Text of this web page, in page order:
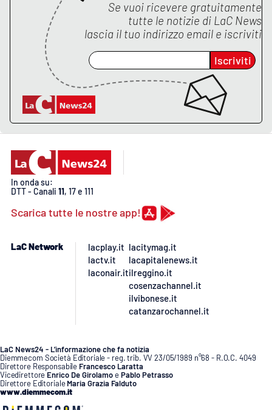
Se vuoi ricevere gratuitamente
tutte le notizie di LaC News
lascia il tuo indirizzo email e iscriviti
Iscriviti
In onda su:
DTT - Canali 11, 17 e 111
Scarica tutte le nostre app!
LaC Network
lacplay.it
lactv.it
laconair.it
lacitymag.it
lacapitalenews.it
ilreggino.it
cosenzachannel.it
ilvibonese.it
catanzarochannel.it
LaC News24 - L’informazione che fa notizia
Diemmecom Società Editoriale - reg. trib. VV 23/05/1989 n°68 - R.O.C. 4049
Direttore Responsabile Francesco Laratta
Vicedirettore Enrico De GirolamoePablo Petrasso
Direttore Editoriale Maria Grazia Falduto
www.diemmecom.it